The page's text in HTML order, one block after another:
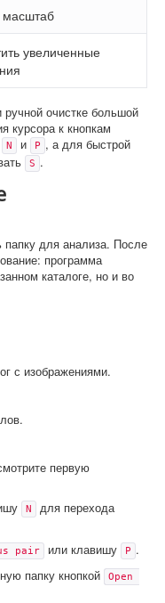
масштаб
увеличенные
очистке большой
курсора к кнопкам
N и P , а для быстрой
S .
папку для анализа. После
программа
каталоге, но и во
с изображениями.
первую
N
для перехода
pair или клавишу P .
папку кнопкой
Open